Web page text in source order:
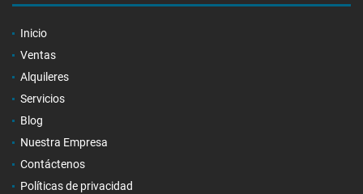
Inicio
Ventas
Alquileres
Servicios
Blog
Nuestra Empresa
Contáctenos
Políticas de privacidad